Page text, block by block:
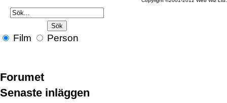
Film Person
Forumet
Senaste inläggen